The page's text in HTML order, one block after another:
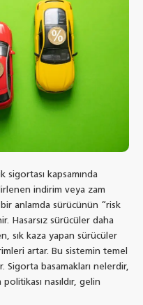
sigortası kapsamında
indirim veya zam
anlamda sürücünün “risk
Hasarsız sürücüler daha
sık kaza yapan sürücüler
artar. Bu sistemin temel
Sigorta basamakları nelerdir,
nasıldır, gelin